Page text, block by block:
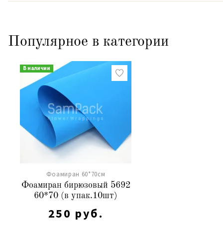
Популярное в категории
В наличии
Фоамиран 60*70см
Фоамиран бирюзовый 5692
60*70 (в упак.10шт)
250 руб.